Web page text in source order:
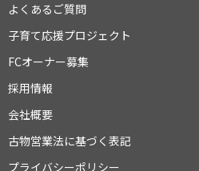
よくあるご質問
子育て応援プロジェクト
FCオーナー募集
採用情報
会社概要
古物営業法に基づく表記
プライバシーポリシー